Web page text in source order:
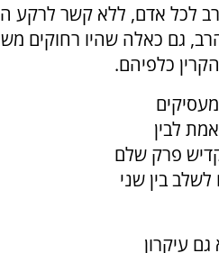
לכל אדם, ללא קשר לרקע
גם כאלה שהיו רחוקים
כלפיהם.
לבין
פרק שלם
לשלב בין שני
עיקרון